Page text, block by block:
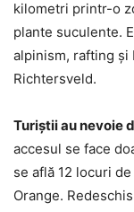
kilometri printr-o
plante suculente.
alpinism, rafting
Richtersveld.
Turiştii au nevoie
accesul se face
se află 12 locuri
Orange.